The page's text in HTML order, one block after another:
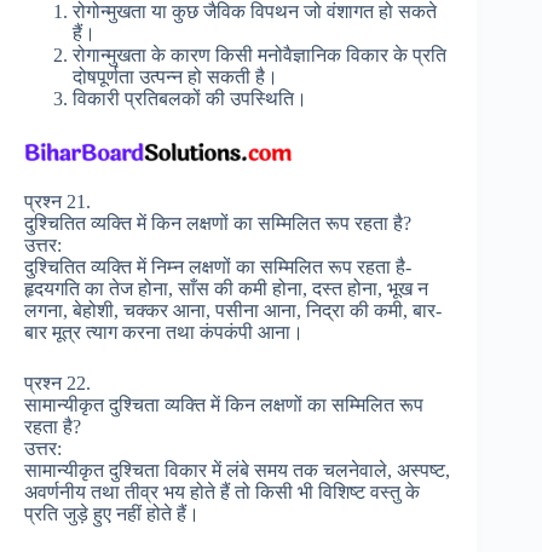
रोगोन्मुखता या कुछ जैविक विपथन जो वंशागत हो सकते
हैं।
रोगान्मुखता के कारण किसी मनोवैज्ञानिक विकार के प्रति
दोषपूर्णता उत्पन्न हो सकती है।
विकारी प्रतिबलकों की उपस्थिति।
प्रश्न 21.
दुश्चितित व्यक्ति में किन लक्षणों का सम्मिलित रूप रहता है?
उत्तर:
दुश्चितित व्यक्ति में निम्न लक्षणों का सम्मिलित रूप रहता है-
हृदयगति का तेज होना, साँस की कमी होना, दस्त होना, भूख न
लगना, बेहोशी, चक्कर आना, पसीना आना, निद्रा की कमी, बार-
बार मूत्र त्याग करना तथा कंपकंपी आना।
प्रश्न 22.
सामान्यीकृत दुश्चिता व्यक्ति में किन लक्षणों का सम्मिलित रूप
रहता है?
उत्तर:
सामान्यीकृत दुश्चिता विकार में लंबे समय तक चलनेवाले, अस्पष्ट,
अवर्णनीय तथा तीव्र भय होते हैं तो किसी भी विशिष्ट वस्तु के
प्रति जुड़े हुए नहीं होते हैं।